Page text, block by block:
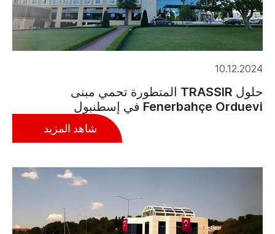
10.12.2024
حلول TRASSIR المتطورة تحمي مبنى
Fenerbahçe Orduevi في إسطنبول
شاهد المزيد